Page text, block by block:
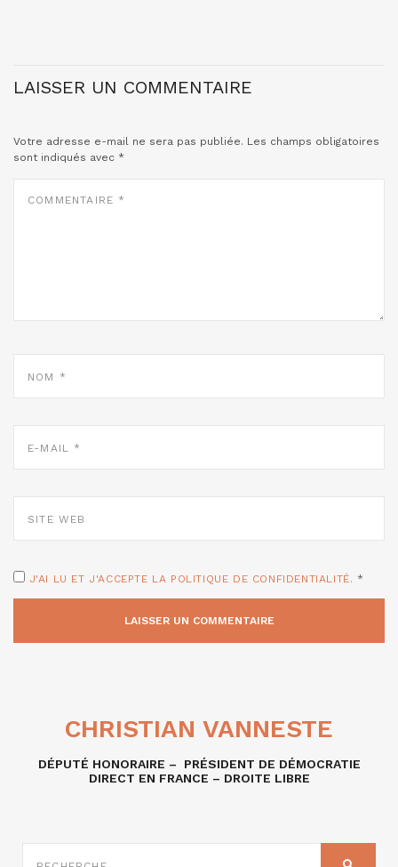
LAISSER UN COMMENTAIRE
Votre adresse e-mail ne sera pas publiée. Les champs obligatoires
sont indiqués avec *
MAIL
WEB
J'AI LU ET J'ACCEPTE LA POLITIQUE DE CONFIDENTIALITÉ. *
CHRISTIAN VANNESTE
DÉPUTÉ HONORAIRE – PRÉSIDENT DE DÉMOCRATIE
DIRECT EN FRANCE – DROITE LIBRE
SUR